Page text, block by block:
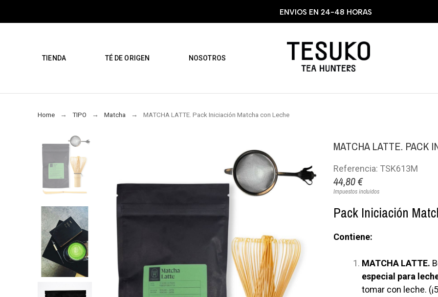
ENVIOS EN 24-48 HORAS
TIENDA TÉ DE ORIGEN NOSOTROS
Home TIPO Matcha MATCHA LATTE. Pack Iniciación Matcha con Leche
MATCHA LATTE. PACK
Referencia: TSK613M
44,80 €
Impuestos incluidos
Pack Iniciación
Contiene:
MATCHA LATTE.
especial para
tomar con leche.